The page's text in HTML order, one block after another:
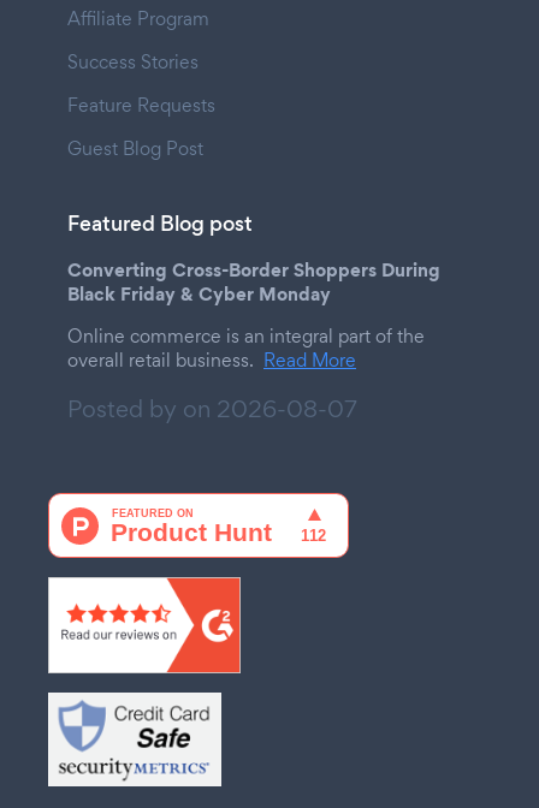
Affiliate Program
Success Stories
Feature Requests
Guest Blog Post
Featured Blog post
Converting Cross-Border Shoppers During
Black Friday & Cyber Monday
Online commerce is an integral part of the
overall retail business. Read More
Posted by on 2026-08-07